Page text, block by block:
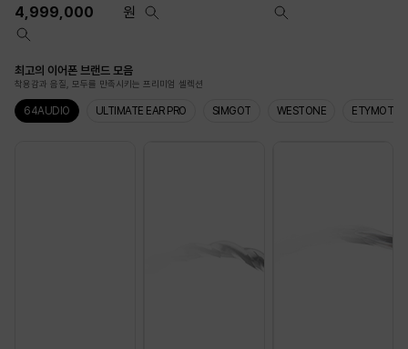
4,999,000
원
최고의 이어폰 브랜드 모음
착용감과 음질, 모두를 만족시키는 프리미엄 셀렉션
64AUDIO ULTIMATE EAR PRO SIMGOT WESTONE ETYMOTIC